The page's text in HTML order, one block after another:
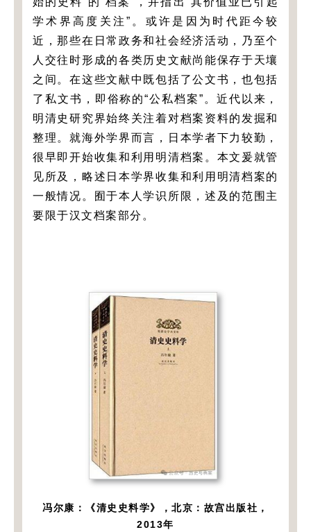
学术界高度关注”。或许是因为时代距今较
近，那些在日常政务和社会经济活动，乃至个
人交往时形成的各类历史文献尚能保存于天壤
之间。在这些文献中既包括了公文书，也包括
了私文书，即俗称的“公私档案”。近代以来，
明清史研究界始终关注着对档案资料的发掘和
整理。就海外学界而言，日本学者下力较勤，
很早即开始收集和利用明清档案。本文爰就管
见所及，略述日本学界收集和利用明清档案的
一般情况。囿于本人学识所限，述及的范围主
要限于汉文档案部分。
冯尔康：《清史史料学》，北京：故宫出版社，
2013年